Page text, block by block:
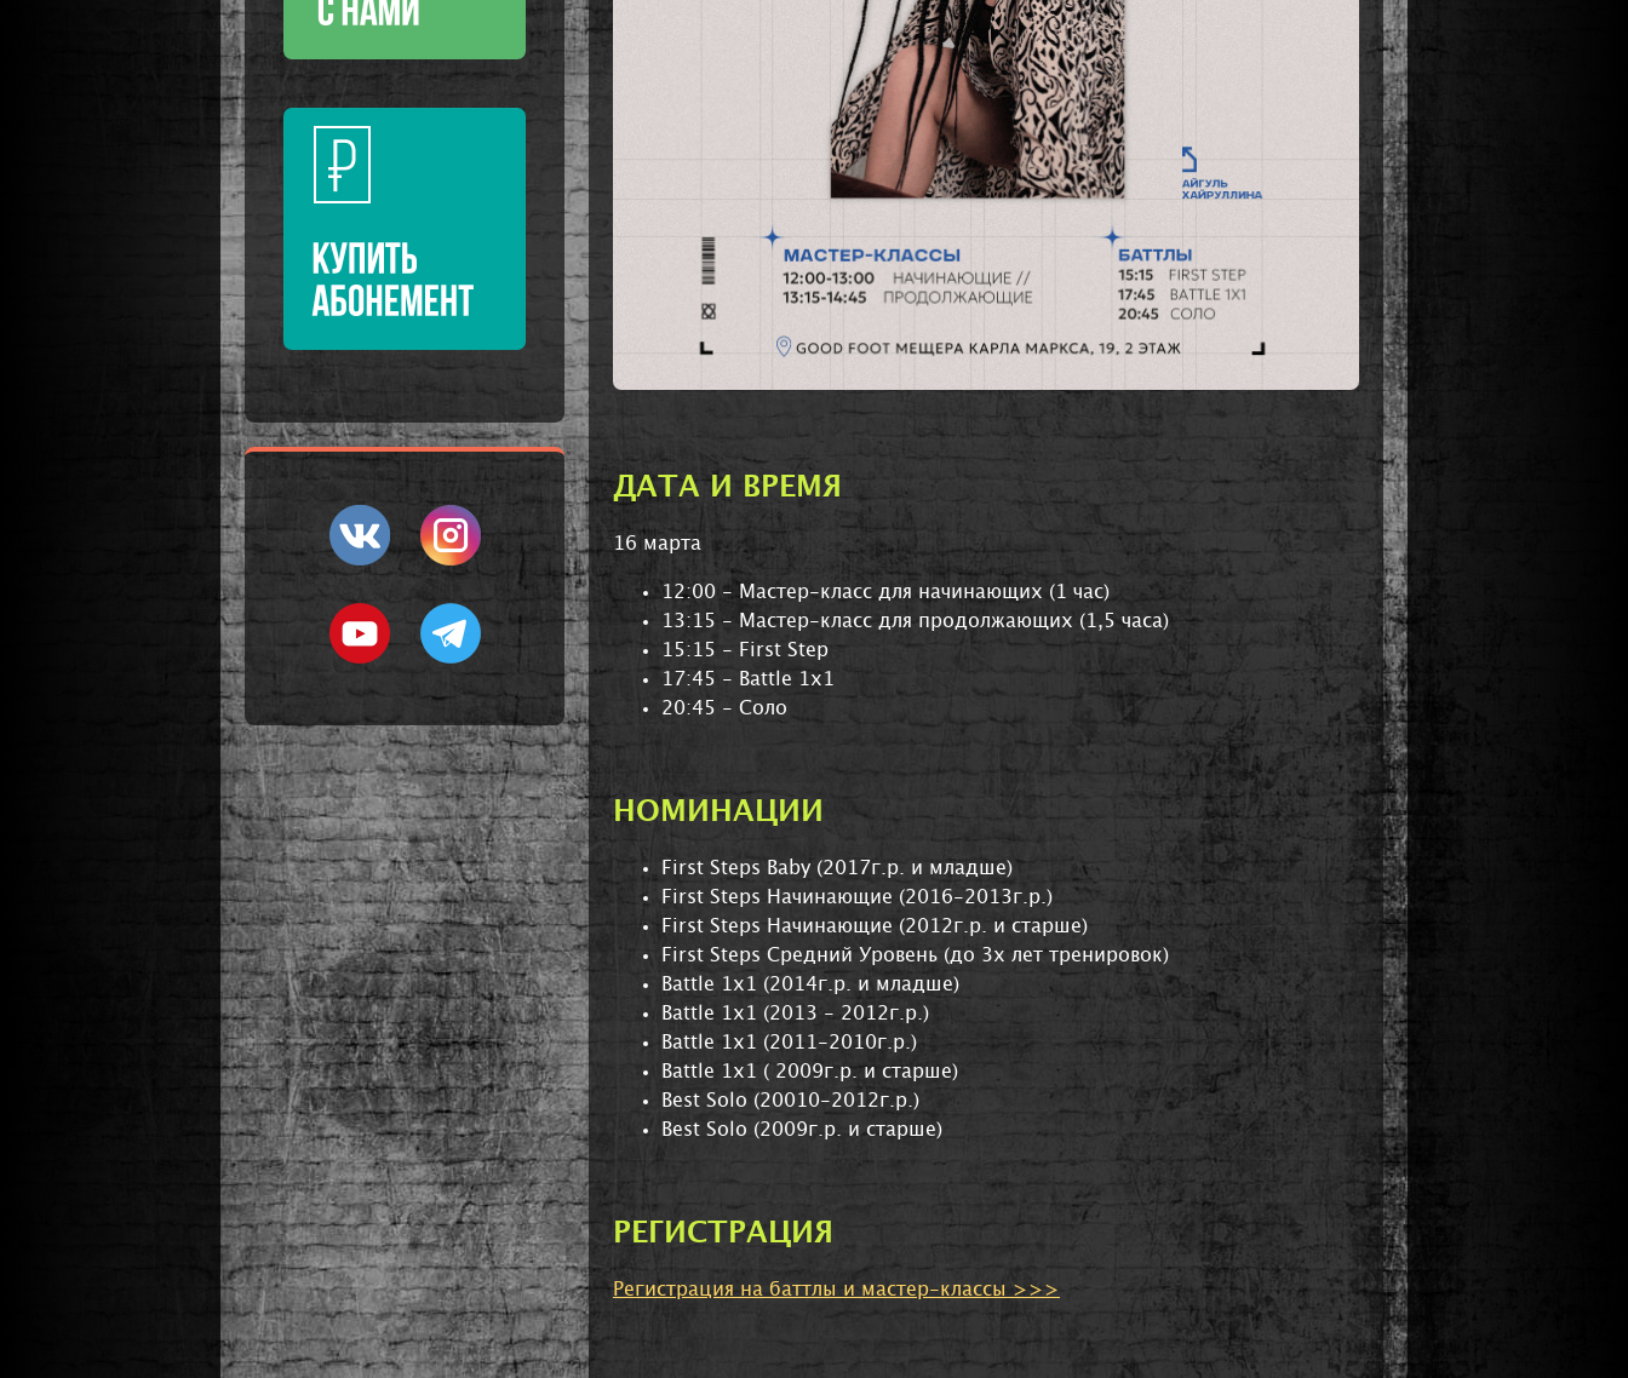
ДАТА И ВРЕМЯ
16 марта
12:00 - Мастер-класс для начинающих (1 час)
13:15 - Мастер-класс для продолжающих (1,5 часа)
15:15 - First Step
17:45 - Battle 1x1
20:45 - Соло
НОМИНАЦИИ
First Steps Baby (2017г.р. и младше)
First Steps Начинающие (2016-2013г.р.)
First Steps Начинающие (2012г.р. и старше)
First Steps Средний Уровень (до 3х лет тренировок)
Battle 1x1 (2014г.р. и младше)
Battle 1x1 (2013 - 2012г.р.)
Battle 1x1 (2011-2010г.р.)
Battle 1x1 ( 2009г.р. и старше)
Best Solo (20010-2012г.р.)
Best Solo (2009г.р. и старше)
РЕГИСТРАЦИЯ
Регистрация на баттлы и мастер-классы >>>